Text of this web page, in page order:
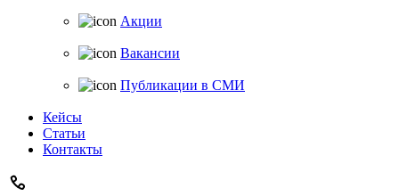
Акции
Вакансии
Публикации в СМИ
Кейсы
Статьи
Контакты